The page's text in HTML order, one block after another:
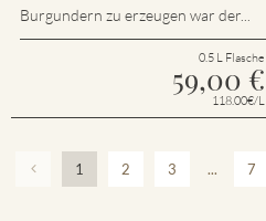
Burgundern zu erzeugen war der...
0.5 L Flasche
59,00 €
118.00€/L
1 2 3 ... 7